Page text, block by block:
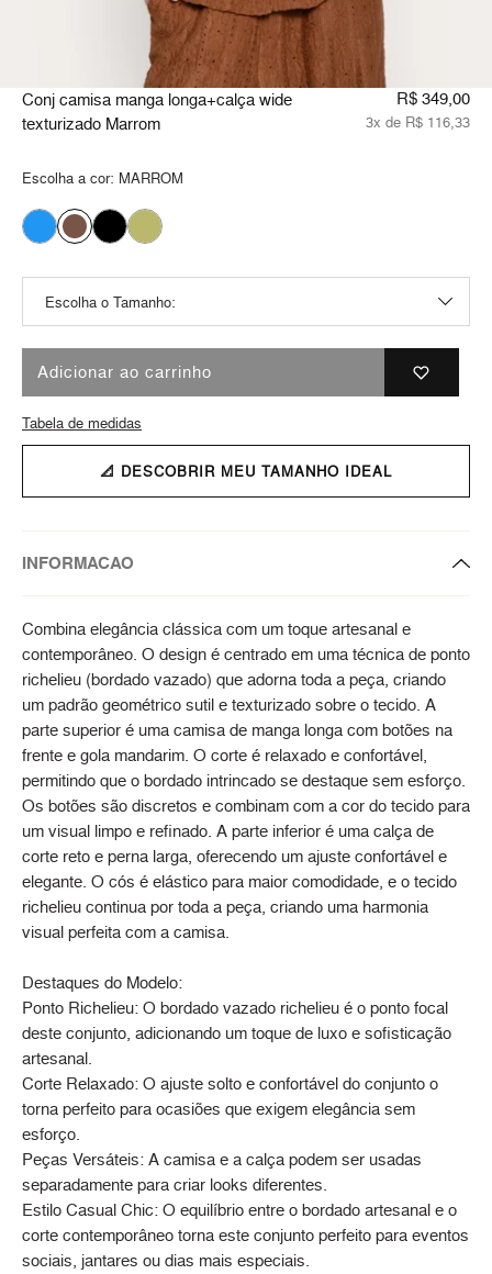
Conj camisa manga longa+calça wide
texturizado Marrom
R$ 349,00
3x de R$ 116,33
Escolha a cor: MARROM
Adicionar ao carrinho
Tabela de medidas
📐 DESCOBRIR MEU TAMANHO IDEAL
INFORMACAO
Combina elegância clássica com um toque artesanal e
contemporâneo. O design é centrado em uma técnica de ponto
richelieu (bordado vazado) que adorna toda a peça, criando
um padrão geométrico sutil e texturizado sobre o tecido. A
parte superior é uma camisa de manga longa com botões na
frente e gola mandarim. O corte é relaxado e confortável,
permitindo que o bordado intrincado se destaque sem esforço.
Os botões são discretos e combinam com a cor do tecido para
um visual limpo e refinado. A parte inferior é uma calça de
corte reto e perna larga, oferecendo um ajuste confortável e
elegante. O cós é elástico para maior comodidade, e o tecido
richelieu continua por toda a peça, criando uma harmonia
visual perfeita com a camisa.
Destaques do Modelo:
Ponto Richelieu: O bordado vazado richelieu é o ponto focal
deste conjunto, adicionando um toque de luxo e sofisticação
artesanal.
Corte Relaxado: O ajuste solto e confortável do conjunto o
torna perfeito para ocasiões que exigem elegância sem
esforço.
Peças Versáteis: A camisa e a calça podem ser usadas
separadamente para criar looks diferentes.
Estilo Casual Chic: O equilíbrio entre o bordado artesanal e o
corte contemporâneo torna este conjunto perfeito para eventos
sociais, jantares ou dias mais especiais.